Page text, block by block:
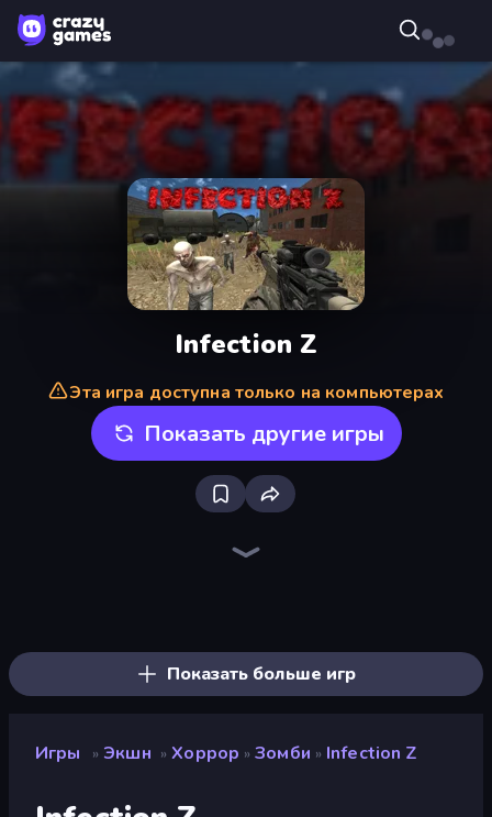
Infection Z
Эта игра доступна только на компьютерах
Показать другие игры
Показать больше игр
Игры » Экшн » Хоррор » Зомби » Infection Z